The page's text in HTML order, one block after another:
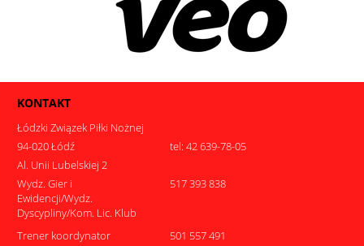
KONTAKT
Łódzki Związek Piłki Nożnej
94-020 Łódź
tel: 42 639-78-05
Al. Unii Lubelskiej 2
Wydz. Gier i
Ewidencji/Wydz.
Dyscypliny/Kom. Lic. Klub
517 393 838
Trener koordynator
501 557 491